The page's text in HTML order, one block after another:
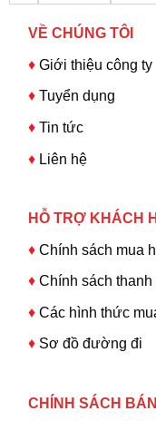
VỀ CHÚNG TÔI
♦ Giới thiệu công ty
♦Tuyển dụng
♦ Tin tức
♦ Liên hệ
HỖ TRỢ KHÁCH
♦Chính sách mua
♦ Chính sách thanh
♦ Các hình thức
♦ Sơ đồ đường đi
CHÍNH SÁCH